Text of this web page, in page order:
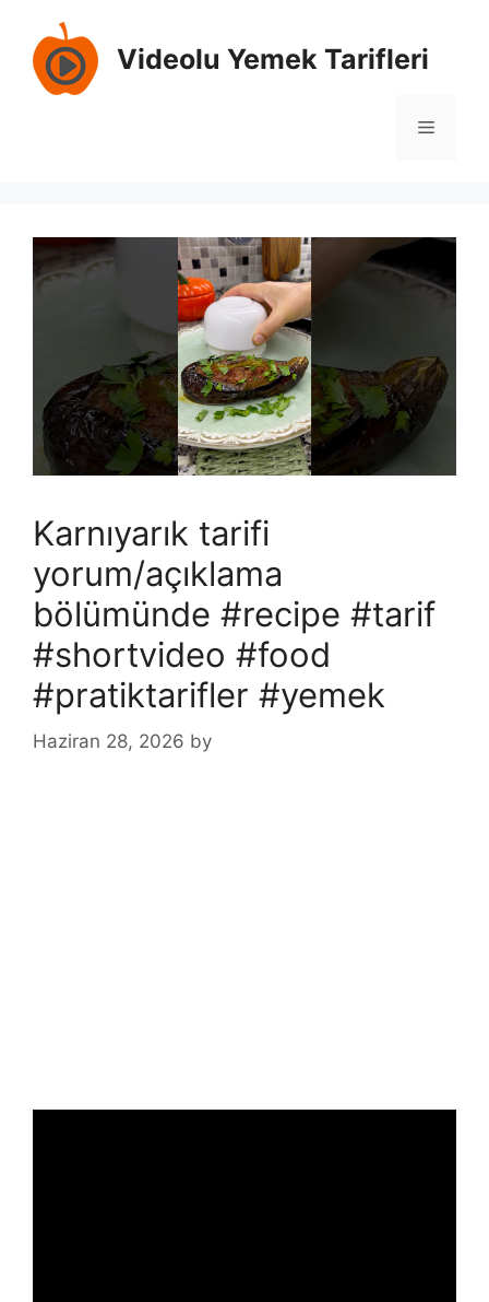
content
Videolu Yemek Tarifleri
Menu
Karnıyarık tarifi
yorum/açıklama
bölümünde #recipe #tarif
#shortvideo #food
#pratiktarifler #yemek
Haziran 28, 2026 by